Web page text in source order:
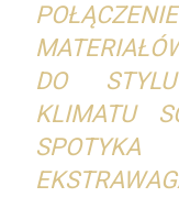
DO
KLIMATU